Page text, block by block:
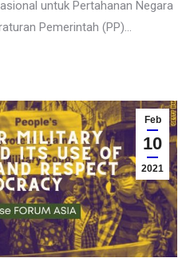
untuk Pertahanan Negara
Pemerintah (PP)…
Feb
10
2021